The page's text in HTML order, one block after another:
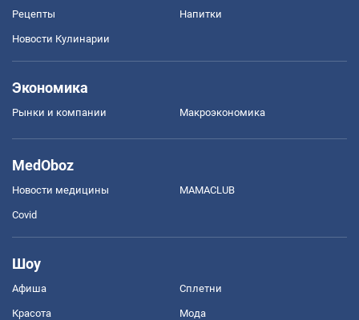
Рецепты Напитки
Новости Кулинарии
Экономика
Рынки и компании Mакроэкономика
MedOboz
Новости медицины MAMACLUB
Covid
Шоу
Афиша Сплетни
Красота Мода